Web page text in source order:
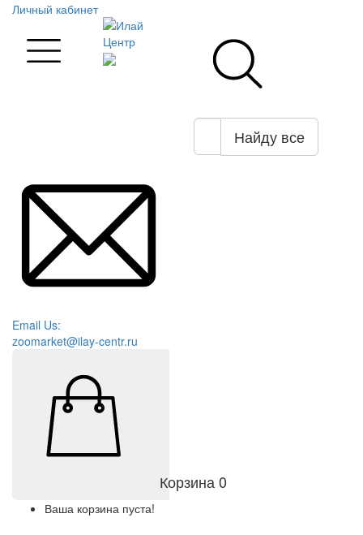
Личный кабинет
Найду все
Email Us:
zoomarket@ilay-centr.ru
Корзина0
Ваша корзина пуста!